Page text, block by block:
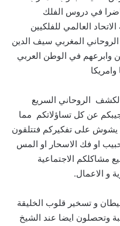
في دروس الفلك
العالمي للفلكيين
الروحاني المغربي سيف الدين
وابرعهم في الوطن العربي
الروحاني السريع
عن كل تساؤلاتكم مما
يشوش على تفكيركم فتتلقون
او فك الاسحار او المس
مشاكلكم الاجتماعية
و الاعمال.
و تسخير قلوب الخليقة
وتحصلون ايضا عند الشيخ